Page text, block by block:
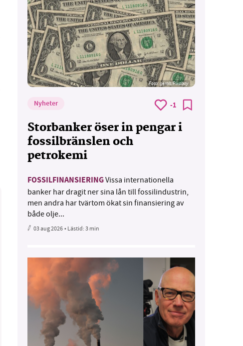
Foto:geralt/Pixabay
Nyheter -1
Storbanker öser in pengar i
fossilbränslen och
petrokemi
FOSSILFINANSIERINGVissa internationella
banker har dragit ner sina lån till fossilindustrin,
men andra har tvärtom ökat sin finansiering av
både olje...
03 aug 2026• Lästid:3 min